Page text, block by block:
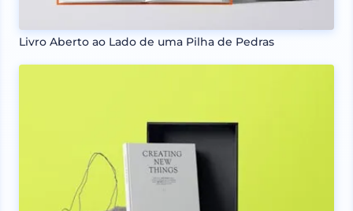
Livro Aberto ao Lado de uma Pilha de Pedras